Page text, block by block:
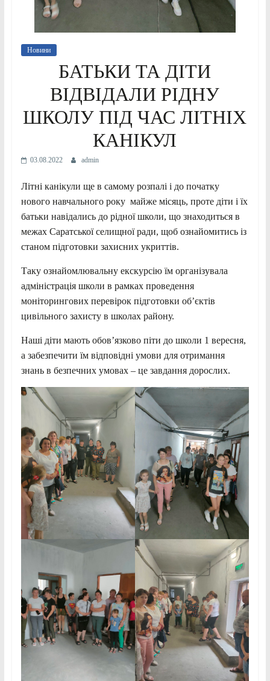
Новини
БАТЬКИ ТА ДІТИ
ВІДВІДАЛИ РІДНУ
ШКОЛУ ПІД ЧАС ЛІТНІХ
КАНІКУЛ
03.08.2022 admin
Літні канікули ще в самому розпалі і до початку
нового навчального року майже місяць, проте діти і їх
батьки навідались до рідної школи, що знаходиться в
межах Саратської селищної ради, щоб ознайомитись із
станом підготовки захисних укриттів.
Таку ознайомлювальну екскурсію їм організувала
адміністрація школи в рамках проведення
моніторингових перевірок підготовки об’єктів
цивільного захисту в школах району.
Наші діти мають обов’язково піти до школи 1 вересня,
а забезпечити їм відповідні умови для отримання
знань в безпечних умовах – це завдання дорослих.